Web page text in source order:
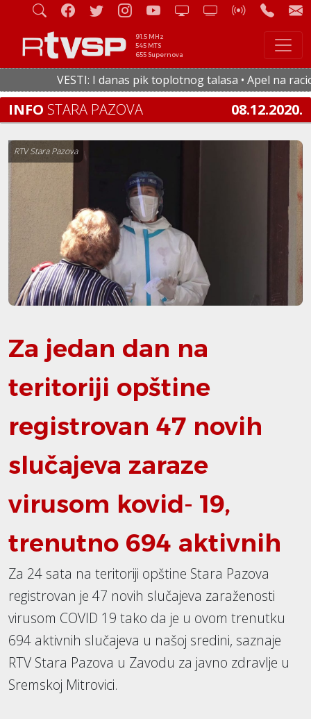
91.5 MHz
545 MTS
655 Supernova
VESTI: I danas pik toplotnog talasa • Apel na
INFO STARA PAZOVA 08.12.2020.
RTV Stara Pazova
Za jedan dan na
teritoriji opštine
registrovan 47 novih
slučajeva zaraze
virusom kovid- 19,
trenutno 694 aktivnih
Za 24 sata na teritoriji opštine Stara Pazova
registrovan je 47 novih slučajeva zaraženosti
virusom COVID 19 tako da je u ovom trenutku
694 aktivnih slučajeva u našoj sredini, saznaje
RTV Stara Pazova u Zavodu za javno zdravlje u
Sremskoj Mitrovici.